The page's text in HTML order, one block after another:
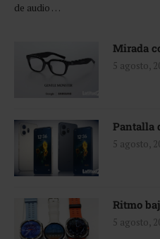
de audio …
Mirada
5 agosto,
Pantalla
5 agosto,
Ritmo
5 agosto,